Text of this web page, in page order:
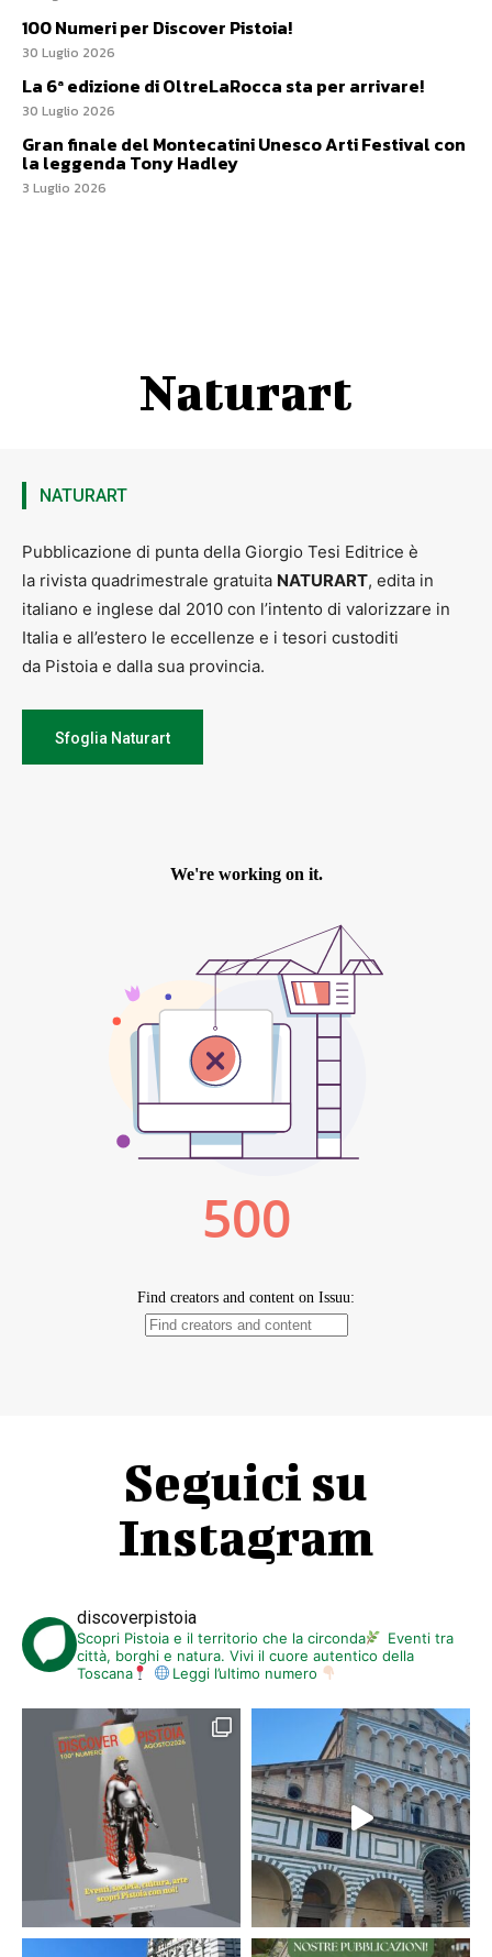
100 Numeri per Discover Pistoia!
30 Luglio 2026
La 6ª edizione di OltreLaRocca sta per arrivare!
30 Luglio 2026
Gran finale del Montecatini Unesco Arti Festival con
la leggenda Tony Hadley
3 Luglio 2026
Naturart
NATURART
Pubblicazione di punta della Giorgio Tesi Editrice è
la rivista quadrimestrale gratuita NATURART, edita in
italiano e inglese dal 2010 con l’intento di valorizzare in
Italia e all’estero le eccellenze e i tesori custoditi
da Pistoia e dalla sua provincia.
Sfoglia Naturart
Seguici su
Instagram
discoverpistoia
Scopri Pistoia e il territorio che la circonda
Eventi tra
città, borghi e natura. Vivi il cuore autentico della
Toscana
Leggi l’ultimo numero